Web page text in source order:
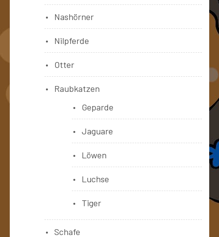
Nashörner
Nilpferde
Otter
Raubkatzen
Geparde
Jaguare
Löwen
Luchse
Tiger
Schafe